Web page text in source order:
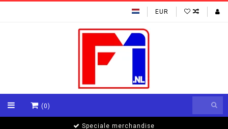
EUR
(0)
Speciale merchandise